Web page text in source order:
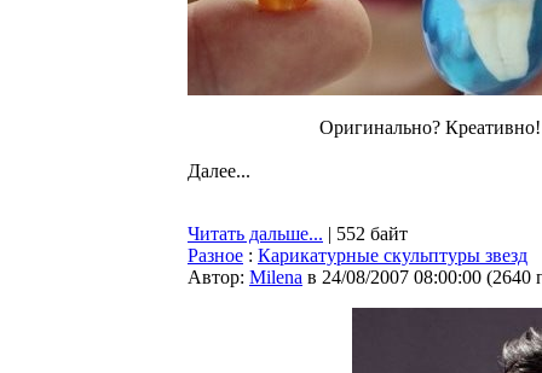
Оригинально? Креативно!
Далее...
Читать дальше... | 552 байт
Разное : Карикатурные скульптуры звезд
Автор: Milena в 24/08/2007 08:00:00 (2640